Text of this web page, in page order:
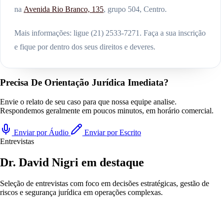
na Avenida Rio Branco, 135, grupo 504, Centro.
Mais informações: ligue (21) 2533-7271. Faça a sua inscrição
e fique por dentro dos seus direitos e deveres.
Precisa De Orientação Jurídica Imediata?
Envie o relato de seu caso para que nossa equipe analise.
Respondemos geralmente em poucos minutos, em horário comercial.
Enviar por Áudio
Enviar por Escrito
Entrevistas
Dr. David Nigri em destaque
Seleção de entrevistas com foco em decisões estratégicas, gestão de
riscos e segurança jurídica em operações complexas.